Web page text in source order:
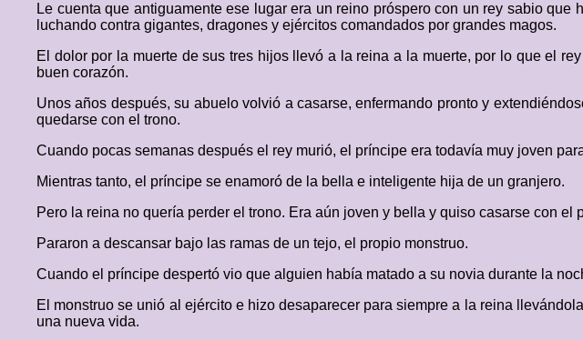
Le cuenta que antiguamente ese lugar era un reino próspero con un rey sabio
luchando contra gigantes, dragones y ejércitos comandados por grandes magos.
El dolor por la muerte de sus tres hijos llevó a la reina a la muerte, por lo que el
buen corazón.
Unos años después, su abuelo volvió a casarse, enfermando pronto y
quedarse con el trono.
Cuando pocas semanas después el rey murió, el príncipe era todavía muy joven
Mientras tanto, el príncipe se enamoró de la bella e inteligente hija de un granjero.
Pero la reina no quería perder el trono. Era aún joven y bella y quiso casarse con
Pararon a descansar bajo las ramas de un tejo, el propio monstruo.
Cuando el príncipe despertó vio que alguien había matado a su novia durante la
El monstruo se unió al ejército e hizo desaparecer para siempre a la reina
una nueva vida.